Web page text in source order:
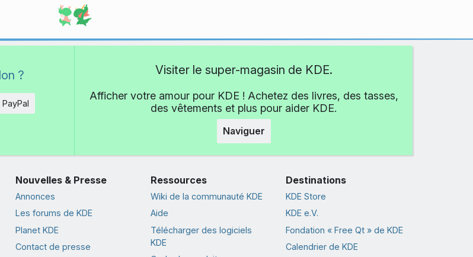
? Visiter le super-magasin de KDE.
Afficher votre amour pour KDE ! Achetez des livres, des tasses,
des vêtements et plus pour aider KDE.
Naviguer
Nouvelles & Presse
Annonces
Les forums de KDE
Planet KDE
Contact de presse
Ressources
Wiki de la communauté KDE
Aide
Télécharger des logiciels
KDE
Destinations
KDE Store
KDE e.V.
Fondation « Free Qt » de KDE
Calendrier de KDE